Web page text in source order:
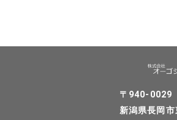
〒940-0029
新潟県長岡